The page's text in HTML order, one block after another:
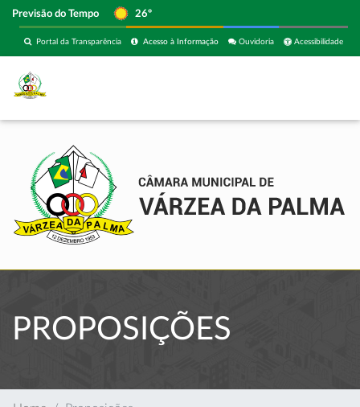
Previsão do Tempo 26º
Acessibilidade
Ouvidoria
Acesso à Informação
Portal da Transparência
PROPOSIÇÕES